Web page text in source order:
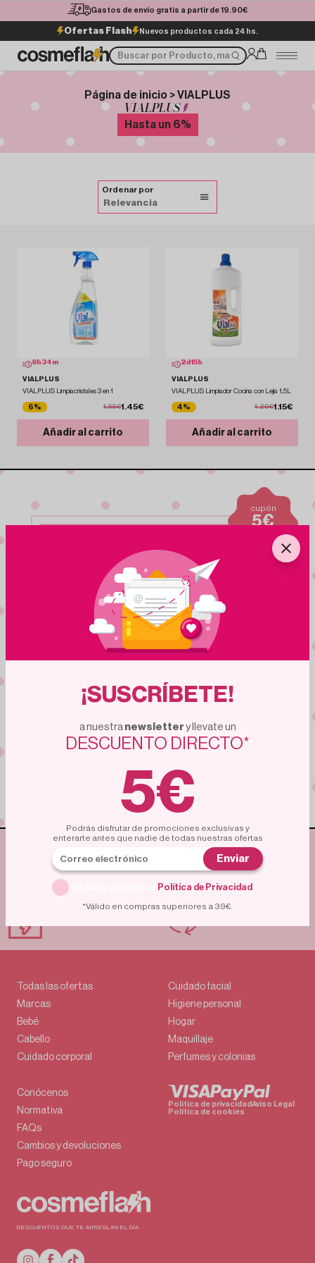
Gastos de envío gratis a partir de 19.90€
Ofertas Flash Nuevos productos cada 24 hs.
Página de inicio > VIALPLUS
VIALPLUS
Hasta un 6%
Ordenar por
8 h 34 m
VIALPLUS
VIALPLUS Limpiacristales 3 en 1
6% 1.55€1.45€
Añadir al carrito
2d 15 h
VIALPLUS
VIALPLUS Limpiador Cocina con Lejía 1,5L
4% 1.20€1.15€
Añadir al carrito
cupón
5€
suscripciones
NEWSLETTER
Nuestra newsletter te mantiene al dia de ofertas,
eventos y nuevos productos
¡Me apunto!
Suscríbete
Unete a una comunidad de compradores expertos.
Miles de personas ya aprovechan estas ofertas.
ENTREGA RÁPIDA
ENVÍO GRATUITO
A PARTIR DE 35€
POLÍTICA DE
DESCUENTOS QUE TE ARREGLAN EL DÍA
Conócenos
Normativa
FAQs
Cambios y devoluciones
Pago seguro
Todas las ofertas
Marcas
Bebé
Cabello
Cuidado corporal
Cuidado facial
Higiene personal
Hogar
Maquillaje
Perfumes y colonias
Política de privacidadAviso Legal
Política de cookies
¡SUSCRÍBETE!
a nuestra newsletter y llevate un
DESCUENTO DIRECTO*
5€
Podrás disfrutar de promociones exclusivas y
enterarte antes que nadie de todas nuestras ofertas
Enviar
Política de Privacidad
*Válido en compras superiores a 39€.